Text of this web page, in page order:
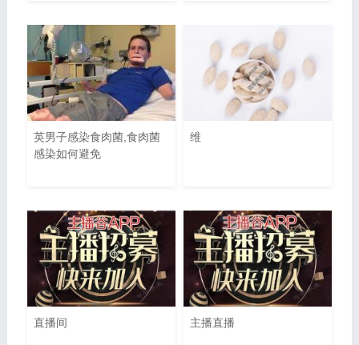
英男子感染食肉菌,食肉菌
感染如何避免
维
直播间 主播直播